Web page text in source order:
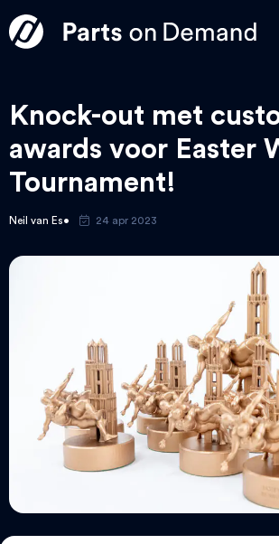
Knock-out met
awards voor Easter
Tournament!
Neil van Es 24 apr 2023